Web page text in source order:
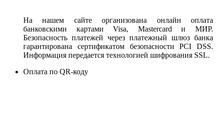
На нашем сайте организована онлайн оплата
банковскими картами Visa, Mastercard и МИР.
Безопасность платежей через платежный шлюз банка
гарантирована сертификатом безопасности PCI DSS.
Информация передается технологией шифрования SSL.
Оплата по QR-коду